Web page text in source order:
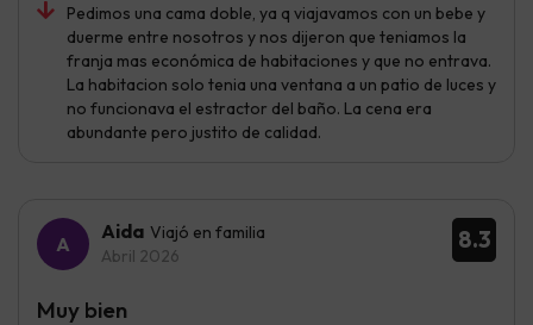
Pedimos una cama doble, ya q viajavamos con un bebe y
duerme entre nosotros y nos dijeron que teniamos la
franja mas económica de habitaciones y que no entrava.
La habitacion solo tenia una ventana a un patio de luces y
no funcionava el estractor del baño. La cena era
abundante pero justito de calidad.
8.3
Aida Viajó en familia
Abril 2026
Muy bien